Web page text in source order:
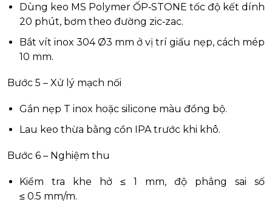
Dùng keo MS Polymer ỐP‑STONE tốc độ kết dính
20 phút, bơm theo đường zic‑zac.
Bắt vít inox 304 Ø3 mm ở vị trí giấu nẹp, cách mép
10 mm.
Bước 5 – Xử lý mạch nối
Gắn nẹp T inox hoặc silicone màu đồng bộ.
Lau keo thừa bằng cồn IPA trước khi khô.
Bước 6 – Nghiệm thu
Kiểm tra khe hở ≤ 1 mm, độ phẳng sai số
≤ 0.5 mm/m.